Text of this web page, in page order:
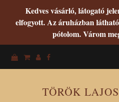
Kedves vásárló, látogató
elfogyott. Az áruházban
pótolom. Várom
TÖRÖK